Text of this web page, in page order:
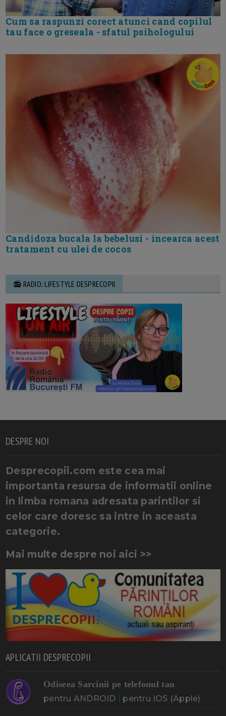
Cum sa raspunzi corect atunci cand copilul
tau face o greseala - sfatul psihologului
Candidoza bucala la bebelusi - incearca acest
tratament cu ulei de cocos
📻 RADIO: LIFESTYLE DESPRECOPII
DESPRE NOI
Desprecopii.com este cea mai
importanta resursa de informatii online
in limba romana adresata parintilor si
celor care doresc sa intre in aceasta
categorie.
Mai multe despre noi aici >>
APLICATII DESPRECOPII
Odiseea Sarcinii pe telefonul tau
pentru ANDROID | pentru IOS (Apple)